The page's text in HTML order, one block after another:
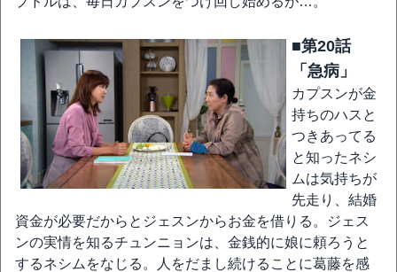
■第20話
「急病」
カプスンが金
持ちのハスと
つきあってる
と知ったネシ
ムは気持ちが
先走り、結婚
資金が必要だからとジェスンからお金を借りる。ジェス
ンの実情を知るチュンニョンは、金銭的に娘に頼ろうと
するネシムをなじる。人をだまし続けることに葛藤を感